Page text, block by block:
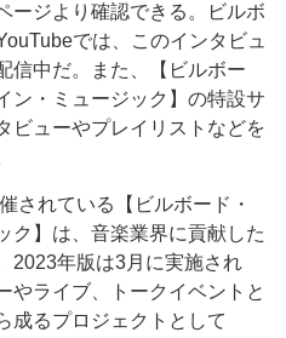
ジより確認できる。ビルボ
では、このインタビュ
信中だ。また、【ビルボー
ン・ミュージック】の特設サ
ビューやプレイリストなどを
されている【ビルボード・
ク】は、音楽業界に貢献した
2023年版は3月に実施され
やライブ、トークイベントと
成るプロジェクトとして